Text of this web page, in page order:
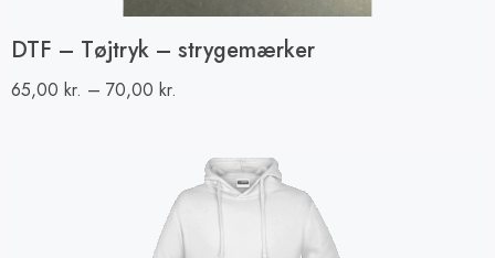
DTF – Tøjtryk – strygemærker
65,00 kr. – 70,00 kr.